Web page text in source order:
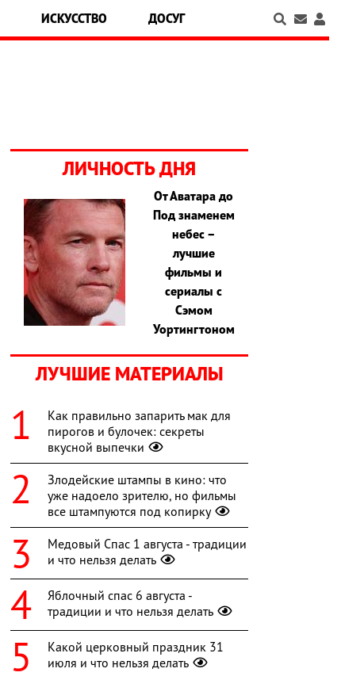
ИСКУССТВО ДОСУГ
ЛИЧНОСТЬ ДНЯ
От Аватара до
Под знаменем
небес –
лучшие
фильмы и
сериалы с
Сэмом
Уортингтоном
ЛУЧШИЕ МАТЕРИАЛЫ
Как правильно запарить мак для
пирогов и булочек: секреты
вкусной выпечки
Злодейские штампы в кино: что
уже надоело зрителю, но фильмы
все штампуются под копирку
Медовый Спас 1 августа - традиции
и что нельзя делать
Яблочный спас 6 августа -
традиции и что нельзя делать
Какой церковный праздник 31
июля и что нельзя делать